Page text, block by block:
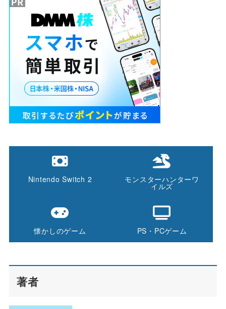
Nintendo Switch 2 モンスターハンターワ
イルズ
懐かしのゲーム PS・PCゲーム
著者